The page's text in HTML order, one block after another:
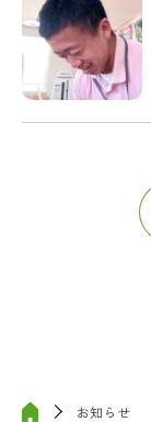
お知らせ